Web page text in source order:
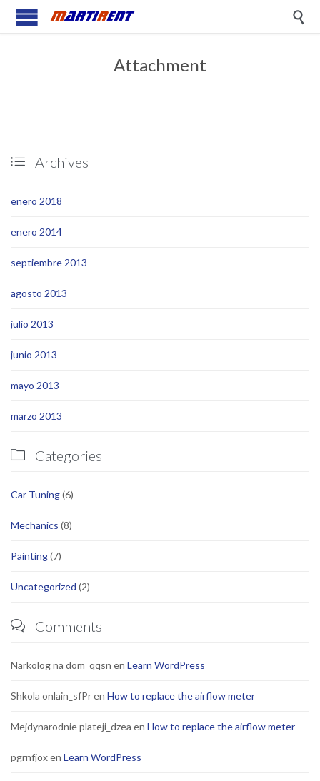

Attachment
 Archives
enero 2018
enero 2014
septiembre 2013
agosto 2013
julio 2013
junio 2013
mayo 2013
marzo 2013
 Categories
Car Tuning(6)
Mechanics (8)
Painting(7)
Uncategorized (2)
 Comments
Narkolog na dom_qqsn en Learn WordPress
Shkola onlain_sfPren How to replace the airflow meter
Mejdynarodnie plateji_dzea en How to replace the airflow meter
pgrnfjoxen Learn WordPress